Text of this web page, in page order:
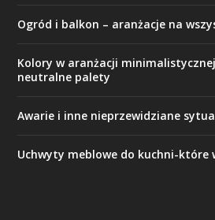
Ogród i balkon – aranżacje na
Kolory w aranżacji
neutralne palety
Awarie i inne nieprzewidziane
Uchwyty meblowe do kuchni-które